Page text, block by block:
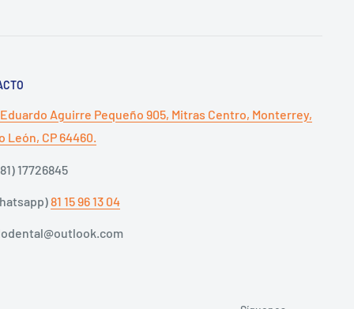
Eduardo Aguirre Pequeño 905, Mitras Centro, Monterrey,
León, CP 64460.
17726845
81 15 96 13 04